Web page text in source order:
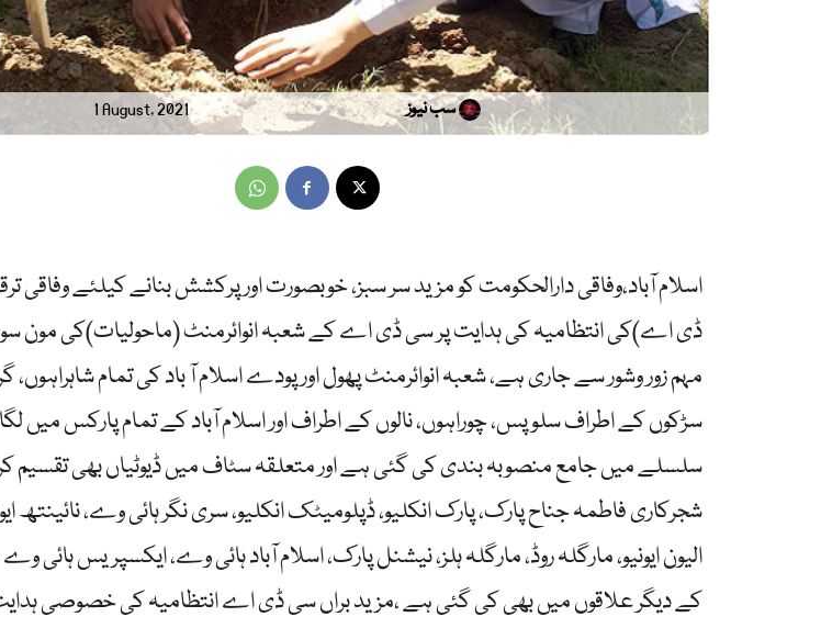
1 August, 2021 سب نیوز
اسلام آباد،وفاقی دارالحکومت کو مزید سر سبز، خوبصورت اور پرکشش بنانے کیلئے وفاقی
ڈی اے)کی انتظامیہ کی ہدایت پر سی ڈی اے کے شعبہ انوائرمنٹ (ماحولیات)کی مون
مہم زور وشور سے جاری ہے، شعبہ انوائرمنٹ پھول اور پودے اسلام آ باد کی تمام شاہراہوں،
سڑکوں کے اطراف سلوپس، چوراہوں، نالوں کے اطراف اور اسلام آباد کے تمام پارکس میں
سلسلے میں جامع منصوبہ بندی کی گئی ہے اور متعلقہ سٹاف میں ڈیوٹیاں بھی تقسیم
شجرکاری فاطمہ جناح پارک، پارک انکلیو، ڈپلومیٹک انکلیو، سری نگر ہائی وے، نائینتھ
الیون ایونیو، مارگلہ روڈ، مارگلہ ہلز، نیشنل پارک، اسلام آباد ہائی وے، ایکسپریس ہائی
کے دیگر علاقوں میں بھی کی گئی ہے ،مزید براں سی ڈی اے انتظامیہ کی خصوصی